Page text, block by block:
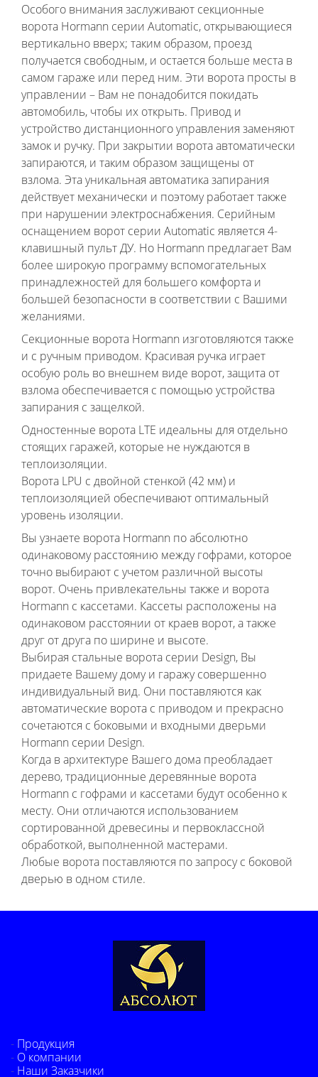
Особого внимания заслуживают секционные
ворота Hormann серии Automatic, открывающиеся
вертикально вверх; таким образом, проезд
получается свободным, и остается больше места в
самом гараже или перед ним. Эти ворота просты в
управлении – Вам не понадобится покидать
автомобиль, чтобы их открыть. Привод и
устройство дистанционного управления заменяют
замок и ручку. При закрытии ворота автоматически
запираются, и таким образом защищены от
взлома. Эта уникальная автоматика запирания
действует механически и поэтому работает также
при нарушении электроснабжения. Серийным
оснащением ворот серии Automatic является 4-
клавишный пульт ДУ. Но Hormann предлагает Вам
более широкую программу вспомогательных
принадлежностей для большего комфорта и
большей безопасности в соответствии с Вашими
желаниями.
Секционные ворота Hormann изготовляются также
и с ручным приводом. Красивая ручка играет
особую роль во внешнем виде ворот, защита от
взлома обеспечивается с помощью устройства
запирания с защелкой.
Одностенные ворота LTE идеальны для отдельно
стоящих гаражей, которые не нуждаются в
теплоизоляции.
Ворота LPU с двойной стенкой (42 мм) и
теплоизоляцией обеспечивают оптимальный
уровень изоляции.
Вы узнаете ворота Hormann по абсолютно
одинаковому расстоянию между гофрами, которое
точно выбирают с учетом различной высоты
ворот. Очень привлекательны также и ворота
Hormann с кассетами. Кассеты расположены на
одинаковом расстоянии от краев ворот, а также
друг от друга по ширине и высоте.
Выбирая стальные ворота серии Design, Вы
придаете Вашему дому и гаражу совершенно
индивидуальный вид. Они поставляются как
автоматические ворота с приводом и прекрасно
сочетаются с боковыми и входными дверьми
Hormann серии Design.
Когда в архитектуре Вашего дома преобладает
дерево, традиционные деревянные ворота
Hormann с гофрами и кассетами будут особенно к
месту. Они отличаются использованием
сортированной древесины и первоклассной
обработкой, выполненной мастерами.
Любые ворота поставляются по запросу с боковой
дверью в одном стиле.
Продукция
О компании
Наши Заказчики